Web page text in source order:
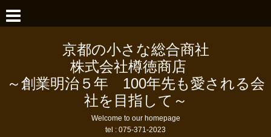
京都の小さな総合商社
株式会社樽徳商店
～創業明治５年 100年先も愛される会
社を目指して～
Welcome to our homepage
tel : 075-371-2023